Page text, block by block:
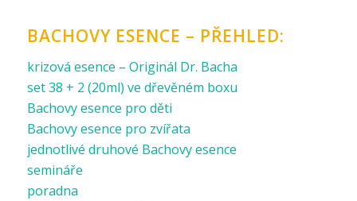
BACHOVY ESENCE – PŘEHLED:
krizová esence – Originál Dr. Bacha
set 38 + 2 (20ml) ve dřevěném boxu
Bachovy esence pro děti
Bachovy esence pro zvířata
jednotlivé druhové Bachovy esence
semináře
poradna